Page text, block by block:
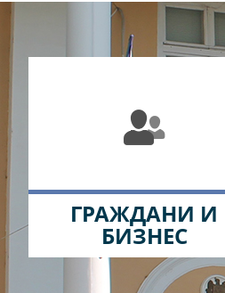
ГРАЖДАНИ И
БИЗНЕС